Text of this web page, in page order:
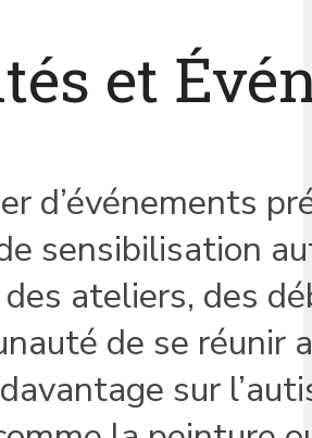
et
d’événements
sensibilisation
ateliers, des
de se réunir
sur